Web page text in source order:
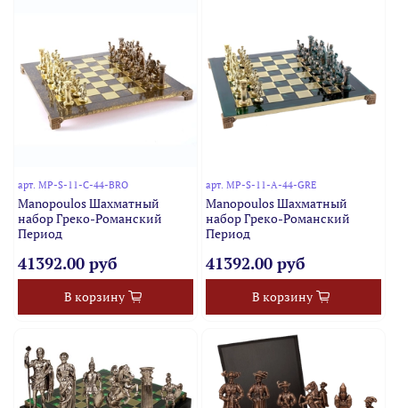
арт.MP-S-11-C-44-BRO
Manopoulos Шахматный
набор Греко-Романский
Период
41392.00 руб
В корзину
арт. MP-S-11-A-44-GRE
Manopoulos Шахматный
набор Греко-Романский
Период
41392.00 руб
В корзину